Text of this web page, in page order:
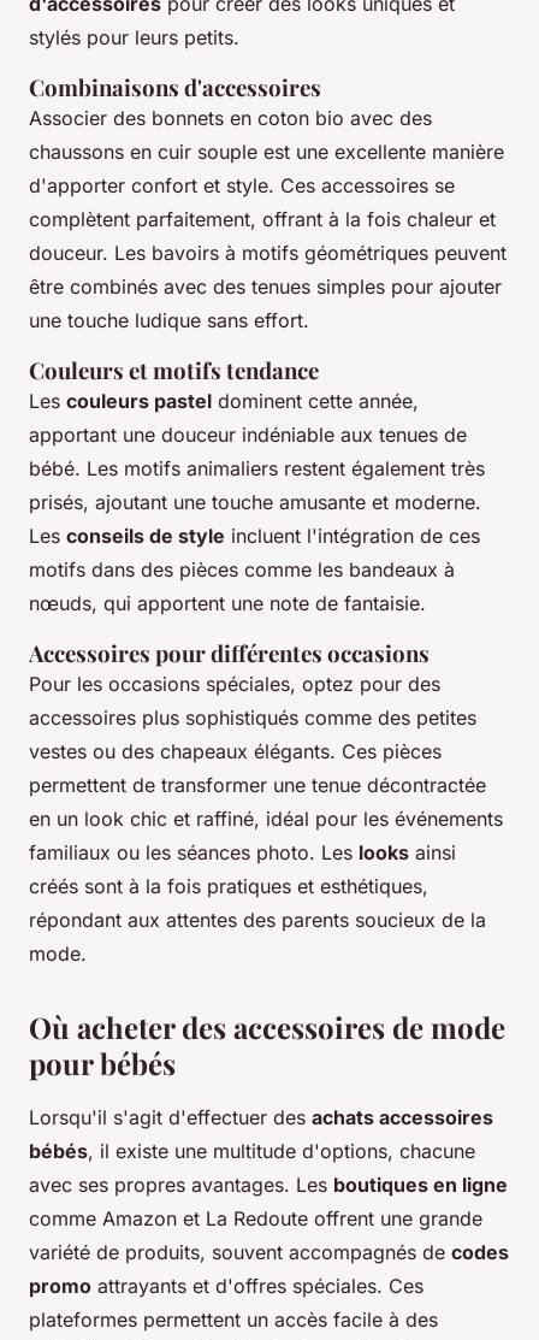
stylés pour leurs petits.
Combinaisons d'accessoires
Associer des bonnets en coton bio avec des
chaussons en cuir souple est une excellente manière
d'apporter confort et style. Ces accessoires se
complètent parfaitement, offrant à la fois chaleur et
douceur. Les bavoirs à motifs géométriques peuvent
être combinés avec des tenues simples pour ajouter
une touche ludique sans effort.
Couleurs et motifs tendance
Les couleurs pastel dominent cette année,
apportant une douceur indéniable aux tenues de
bébé. Les motifs animaliers restent également très
prisés, ajoutant une touche amusante et moderne.
Les conseils de style incluent l'intégration de ces
motifs dans des pièces comme les bandeaux à
nœuds, qui apportent une note de fantaisie.
Accessoires pour différentes occasions
Pour les occasions spéciales, optez pour des
accessoires plus sophistiqués comme des petites
vestes ou des chapeaux élégants. Ces pièces
permettent de transformer une tenue décontractée
en un look chic et raffiné, idéal pour les événements
familiaux ou les séances photo. Les looks ainsi
créés sont à la fois pratiques et esthétiques,
répondant aux attentes des parents soucieux de la
mode.
Où acheter des accessoires de mode
pour bébés
Lorsqu'il s'agit d'effectuer des achats accessoires
bébés, il existe une multitude d'options, chacune
avec ses propres avantages. Les boutiques en ligne
comme Amazon et La Redoute offrent une grande
variété de produits, souvent accompagnés de codes
promo attrayants et d'offres spéciales. Ces
plateformes permettent un accès facile à des